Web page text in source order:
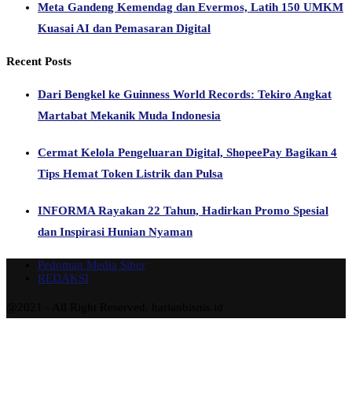
Meta Gandeng Kemendag dan Evermos, Latih 150 UMKM
Kuasai AI dan Pemasaran Digital
Recent Posts
Dari Bengkel ke Guinness World Records: Tekiro Angkat
Martabat Mekanik Muda Indonesia
Cermat Kelola Pengeluaran Digital, ShopeePay Bagikan 4
Tips Hemat Token Listrik dan Pulsa
INFORMA Rayakan 22 Tahun, Hadirkan Promo Spesial
dan Inspirasi Hunian Nyaman
Pedoman Media Siber
REDAKSI